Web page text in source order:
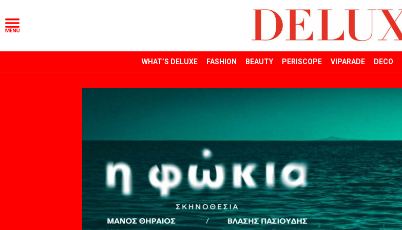
WHAT’S DELUXE FASHION BEAUTY PERISCOPE VIPARADE DECO